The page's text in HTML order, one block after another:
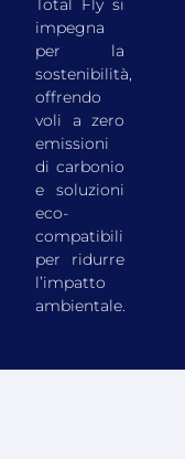
Total Fly si
impegna
per la
sostenibilità,
offrendo
voli a zero
emissioni
di carbonio
e soluzioni
eco-
compatibili
per ridurre
l’impatto
ambientale.